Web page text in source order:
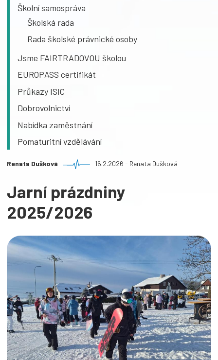
Školní samospráva
Školská rada
Rada školské právnické osoby
Jsme FAIRTRADOVOU školou
EUROPASS certifikát
Průkazy ISIC
Dobrovolnictví
Nabídka zaměstnání
Pomaturitní vzdělávání
Renata Dušková 16.2.2026 - Renata Dušková
Jarní prázdniny
2025/2026